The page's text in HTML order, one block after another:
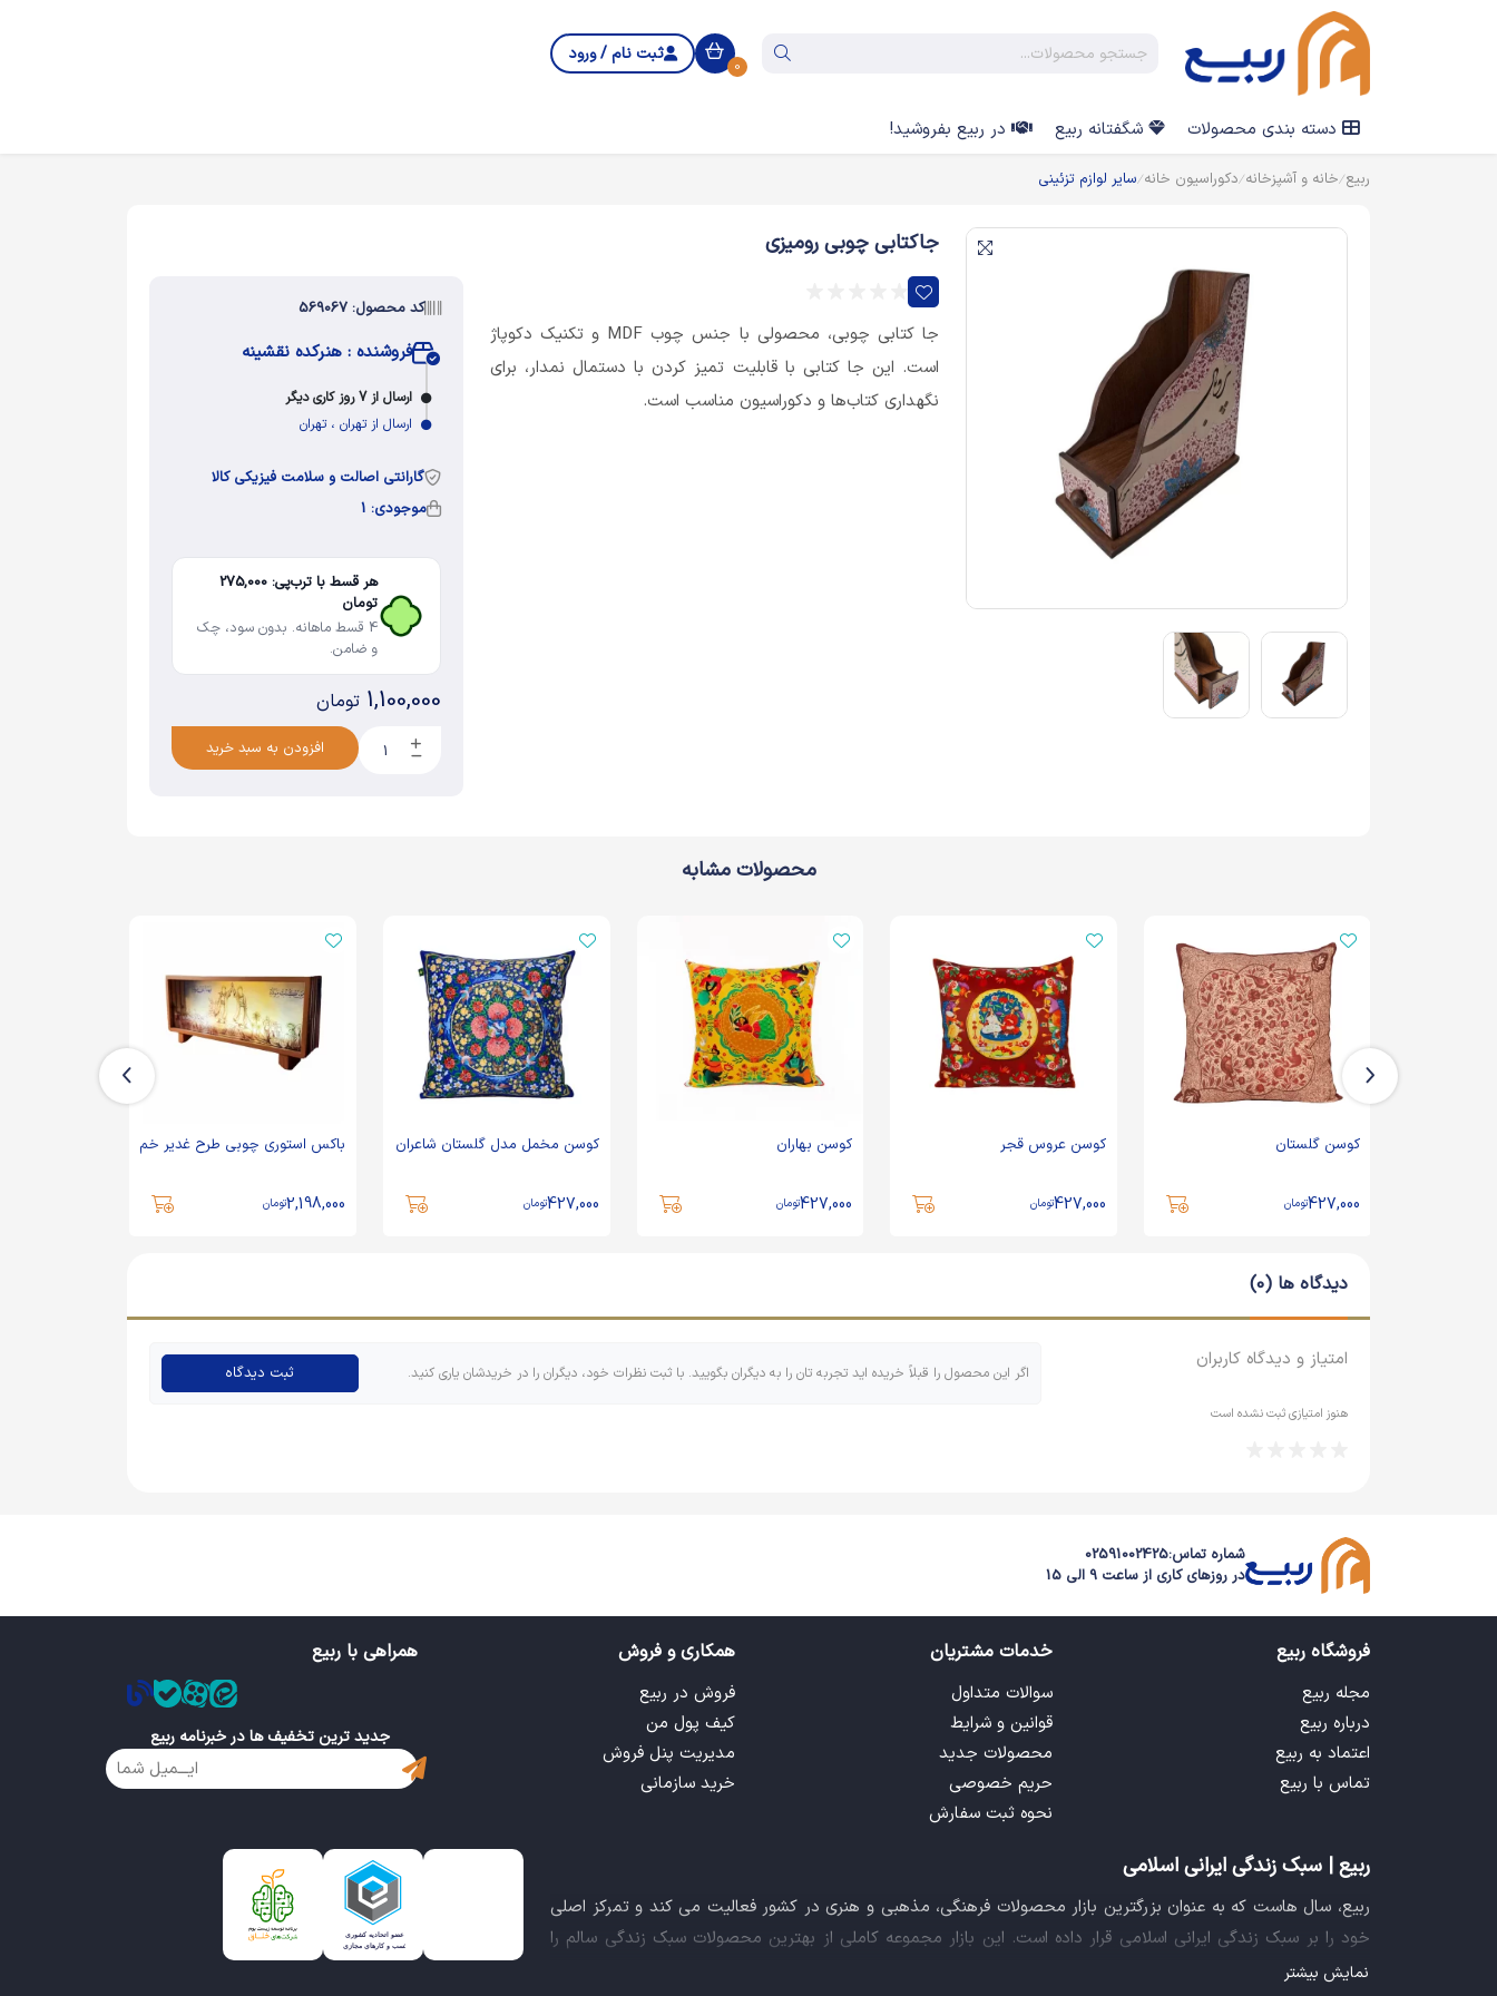
0
ثبت نام / ورود
دسته بندی محصولات شگفتانه ربیع در ربیع بفروشید!
ربیع خانه و آشپزخانه دکوراسیون خانه سایر لوازم تزئینی
جاکتابی چوبی رومیزی
جا کتابی چوبی، محصولی با جنس چوب MDF و تکنیک دکوپاژ
است. این جا کتابی با قابلیت تمیز کردن با دستمال نمدار، برای
نگهداری کتاب‌ها و دکوراسیون مناسب است.
کد محصول: 569067
فروشنده : هنرکده نقشینه
ارسال از 7 روز کاری دیگر
ارسال از تهران ، تهران
گارانتی اصالت و سلامت فیزیکی کالا
موجودی: 1
هر قسط با ترب‌پی: 275,000
تومان
4 قسط ماهانه. بدون سود، چک
و ضامن.
1,100,000 تومان
افزودن به سبد خرید
محصولات مشابه
کوسن گلستان
427,000تومان
کوسن عروس قجر
427,000تومان
کوسن بهاران
427,000تومان
کوسن مخمل مدل گلستان شاعران
427,000تومان
باکس استوری چوبی طرح غدیر خم
2,198,000تومان
دیدگاه ها (0)
امتیاز و دیدگاه کاربران
هنوز امتیازی ثبت نشده است
اگر این محصول را قبلاً خریده اید تجربه تان را به دیگران بگویید. با ثبت نظرات خود، دیگران را در خریدشان یاری کنید. ثبت دیدگاه
شماره تماس:02591002425
در روزهای کاری از ساعت 9 الی 15
فروشگاه ربیع
مجله ربیع
درباره ربیع
اعتماد به ربیع
تماس با ربیع
خدمات مشتریان
سوالات متداول
قوانین و شرایط
محصولات جدید
حریم خصوصی
نحوه ثبت سفارش
همکاری و فروش
فروش در ربیع
کیف پول من
مدیریت پنل فروش
خرید سازمانی
همراهی با ربیع
جدید ترین تخفیف ها در خبرنامه ربیع
ربیع | سبک زندگی ایرانی اسلامی
ربیع، سال هاست که به عنوان بزرگترین بازار محصولات فرهنگی، مذهبی و هنری در کشور فعالیت می کند و تمرکز اصلی
خود را بر سبک زندگی ایرانی اسلامی قرار داده است. این بازار مجموعه کاملی از بهترین محصولات سبک زندگی سالم را
فراهم آورده تا تمام نیازهای شما را برای خرید اینترنتی کالاهای فرهنگی، مذهبی و هنری برآورده نماید.
نمایش بیشتر